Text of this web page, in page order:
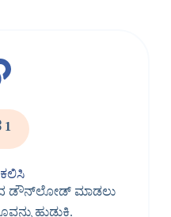
1
ಡೌನ್‌ಲೋಡ್ ಮಾಡಲು
ಹುಡುಕಿ.